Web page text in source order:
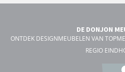
DE DONJON
ONTDEK DESIGNMEUBELEN VAN
REGIO